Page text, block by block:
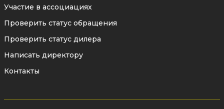
Участие в ассоциациях
Проверить статус обращения
Проверить статус дилера
Написать директору
Контакты